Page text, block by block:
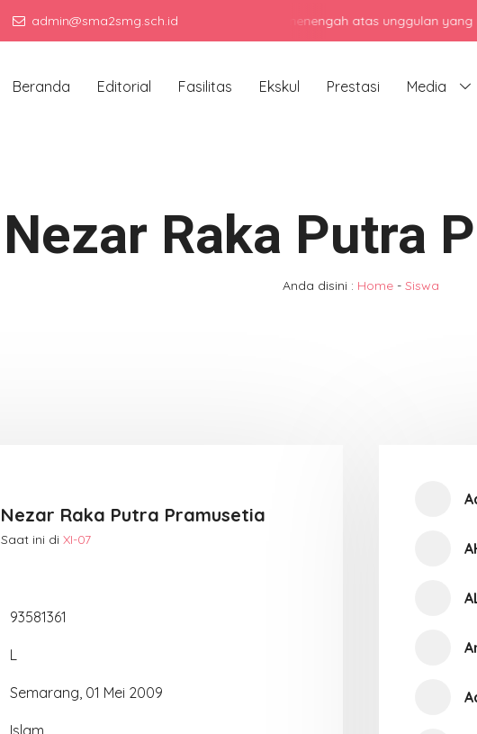
admin@sma2smg.sch.idMenjadi sekolah menengah atas unggulan yang
Beranda Editorial Fasilitas Ekskul Prestasi Media
Nezar Raka Putra
Anda disini : Home - Siswa
Nezar Raka Putra Pramusetia
Saat ini di XI-07
93581361
L
Semarang, 01 Mei 2009
Islam